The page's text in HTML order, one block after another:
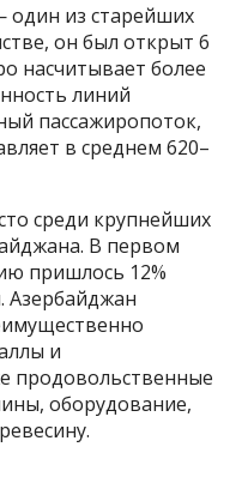
один из старейших
он был открыт 6
насчитывает более
линий
пассажиропоток,
в среднем 620–
среди крупнейших
В первом
пришлось 12%
Азербайджан
и
продовольственные
оборудование,